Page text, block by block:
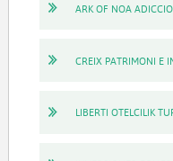
ARK OF NOA
CREIX PATRIMONI E
LIBERTI OTELCILIK